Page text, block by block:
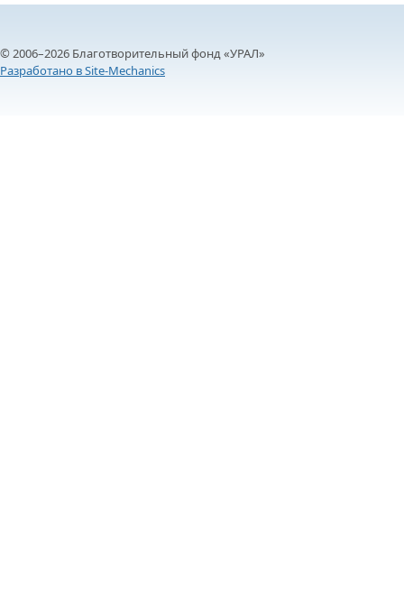
© 2006–2026 Благотворительный фонд «УРАЛ»
Разработано в Site-Mechanics